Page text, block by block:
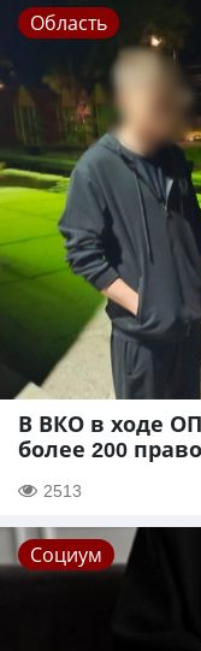
Область
В ВКО в ходе
более 200
2513
Социум